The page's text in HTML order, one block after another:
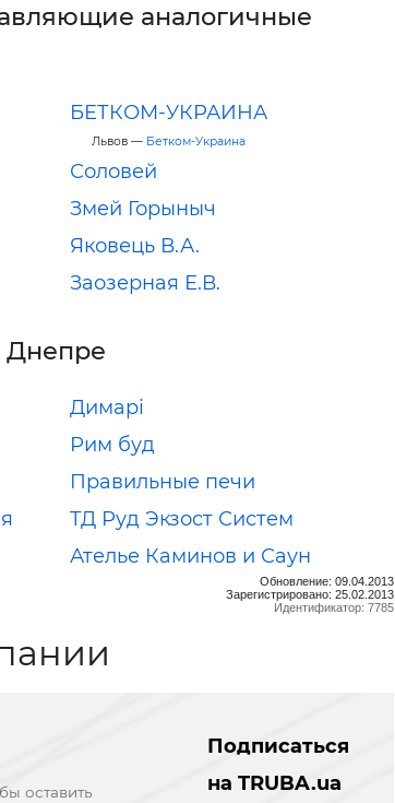
аналогичные
БЕТКОМ-УКРАИНА
Львов — Бетком-Украина
Соловей
Змей Горыныч
Яковець В.А.
Заозерная Е.В.
Днепре
Димарі
Рим буд
Правильные печи
ТД Руд Экзост Систем
Ателье Каминов и Саун
Обновление: 09.04.2013
Зарегистрировано: 25.02.2013
Идентификатор: 7785
оставить
Подписаться
на TRUBA.ua